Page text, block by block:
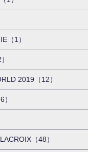
（1）
2019（12）
（48）